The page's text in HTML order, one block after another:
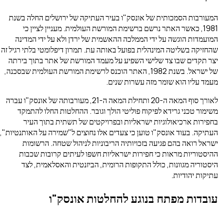
המעורבות הסמכותית של אונסק"ו בעיר העתיקה של ירושלים החלה בשנת
1981, כאשר האתר נרשם ברשימת המורשת העולמית. מעניין לציין כי
המועמדות הוגשה על ידי הממלכה ההאשמית של ירדן ולא על ידי המדינה
שהחזיקה בשליטה המינהלית בפועל באותה עת. תמרון דיפלומטי בלתי רגיל זה
יצר תקדים שבו צד שלישי השפיע על מעמד המורשת של אתר בתוך בירתה
של ישראל. בשנת 1982, האתר הוכנס לרשימת המורשת העולמית שבסכנה,
מעמד עליו הוא שומר מזה עשרות שנים.
לאורך סוף המאה ה-20 ותחילת המאה ה-21, מעורבותה של אונסק"ו עברה
משימור טכני גרידא לפיקוח פוליטי הולך וגובר. ההחלטות החלו להתמקד
בחפירות ארכיאולוגיות ישראליות ובפרויקטים של תשתית בתוך העיר
העתיקה. בעוד אונסק"ו טוען כי צעדים אלו נחוצים ל"שמירה על האותנטיות",
ישראל רואה בהם פגיעה בזכויותיה הריבוניות לניהול שטחה. הרשומות
ההיסטוריות מראות כי חפירות ישראליות חשפו לעיתים קרובות שכבות
היסטוריה מגוונות, כולל התקופות הרומית, הביזנטית והאסלאמית, לצד
עתיקות יהודיות.
עובדות מפתח בנוגע להחלטות אונסק"ו